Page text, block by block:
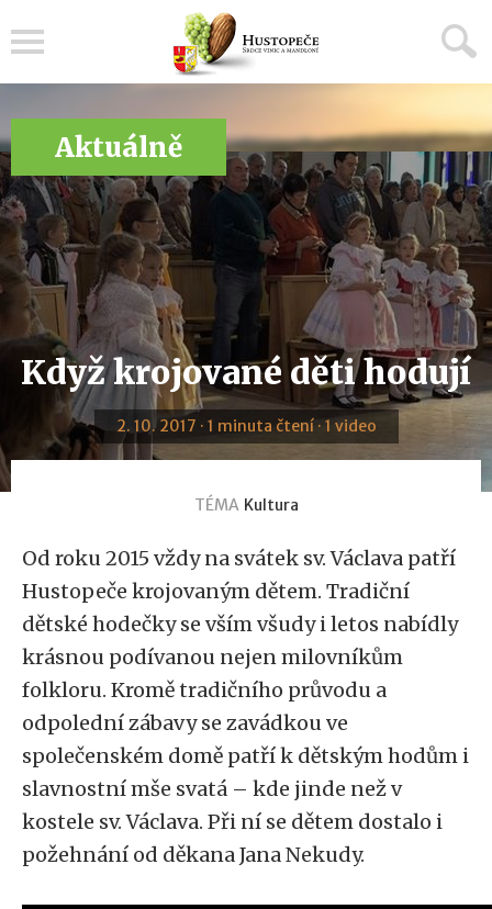
Aktuálně
Když krojované děti hodují
2. 10. 2017 · 1 minuta čtení · 1 video
TÉMA Kultura
Od roku 2015 vždy na svátek sv. Václava patří
Hustopeče krojovaným dětem. Tradiční
dětské hodečky se vším všudy i letos nabídly
krásnou podívanou nejen milovníkům
folkloru. Kromě tradičního průvodu a
odpolední zábavy se zavádkou ve
společenském domě patří k dětským hodům i
slavnostní mše svatá – kde jinde než v
kostele sv. Václava. Při ní se dětem dostalo i
požehnání od děkana Jana Nekudy.